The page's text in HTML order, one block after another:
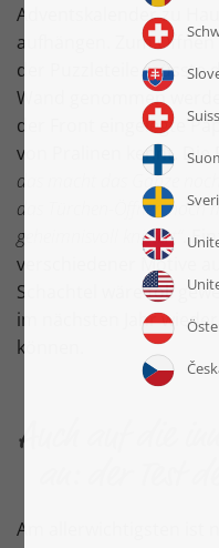
Adventskalender zu
aufhängen. Zum
der Puzzleteile müsste
Wand genommen
der Front eingelegte
von Pralinen kennt. Die
das macht das Ganze noch
das Türchen-Öffnen noch
geheimnisvoll knistert“ .
verschiedener Motive
Schachtel wäre toll
im nächsten Jahr
können.
Auch auf die
Am allerwichtigsten ist